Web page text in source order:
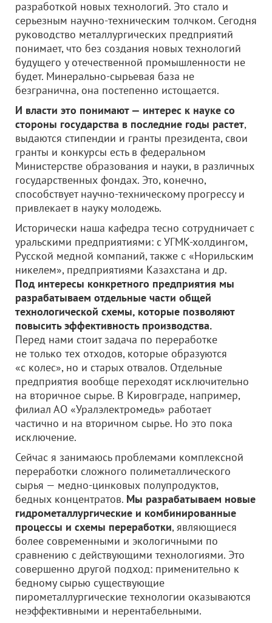
разработкой новых технологий. Это стало и
серьезным научно-техническим толчком. Сегодня
руководство металлургических предприятий
понимает, что без создания новых технологий
будущего у отечественной промышленности не
будет. Минерально-сырьевая база не
безгранична, она постепенно истощается.
И власти это понимают — интерес к науке со
стороны государства в последние годы растет,
выдаются стипендии и гранты президента, свои
гранты и конкурсы есть в федеральном
Министерстве образования и науки, в различных
государственных фондах. Это, конечно,
способствует научно-техническому прогрессу и
привлекает в науку молодежь.
Исторически наша кафедра тесно сотрудничает с
уральскими предприятиями: с УГМК-холдингом,
Русской медной компаний, также с «Норильским
никелем», предприятиями Казахстана и др.
Под интересы конкретного предприятия мы
разрабатываем отдельные части общей
технологической схемы, которые позволяют
повысить эффективность производства.
Перед нами стоит задача по переработке
не только тех отходов, которые образуются
«с колес», но и старых отвалов. Отдельные
предприятия вообще переходят исключительно
на вторичное сырье. В Кировграде, например,
филиал АО «Уралэлектромедь» работает
частично и на вторичном сырье. Но это пока
исключение.
Сейчас я занимаюсь проблемами комплексной
переработки сложного полиметаллического
сырья — медно-цинковых полупродуктов,
бедных концентратов. Мы разрабатываем новые
гидрометаллургические и комбинированные
процессы и схемы переработки, являющиеся
более современными и экологичными по
сравнению с действующими технологиями. Это
совершенно другой подход: применительно к
бедному сырью существующие
пирометаллургические технологии оказываются
неэффективными и нерентабельными.